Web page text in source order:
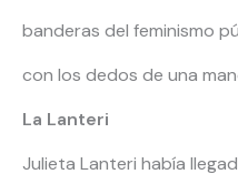
banderas del feminismo
con los dedos de una
La Lanteri
Julieta Lanteri había